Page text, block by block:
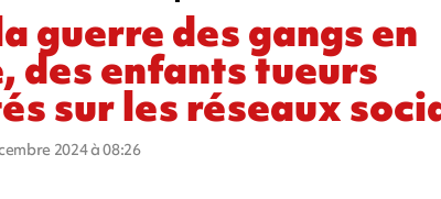
guerre des gangs en
des enfants tueurs
sur les réseaux
2024 à 08:26